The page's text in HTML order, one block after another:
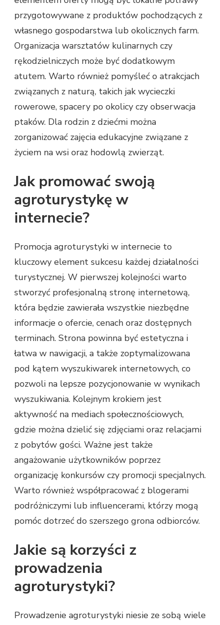
przygotowywane z produktów pochodzących z
własnego gospodarstwa lub okolicznych farm.
Organizacja warsztatów kulinarnych czy
rękodzielniczych może być dodatkowym
atutem. Warto również pomyśleć o atrakcjach
związanych z naturą, takich jak wycieczki
rowerowe, spacery po okolicy czy obserwacja
ptaków. Dla rodzin z dziećmi można
zorganizować zajęcia edukacyjne związane z
życiem na wsi oraz hodowlą zwierząt.
Jak promować swoją
agroturystykę w
internecie?
Promocja agroturystyki w internecie to
kluczowy element sukcesu każdej działalności
turystycznej. W pierwszej kolejności warto
stworzyć profesjonalną stronę internetową,
która będzie zawierała wszystkie niezbędne
informacje o ofercie, cenach oraz dostępnych
terminach. Strona powinna być estetyczna i
łatwa w nawigacji, a także zoptymalizowana
pod kątem wyszukiwarek internetowych, co
pozwoli na lepsze pozycjonowanie w wynikach
wyszukiwania. Kolejnym krokiem jest
aktywność na mediach społecznościowych,
gdzie można dzielić się zdjęciami oraz relacjami
z pobytów gości. Ważne jest także
angażowanie użytkowników poprzez
organizację konkursów czy promocji specjalnych.
Warto również współpracować z blogerami
podróżniczymi lub influencerami, którzy mogą
pomóc dotrzeć do szerszego grona odbiorców.
Jakie są korzyści z
prowadzenia
agroturystyki?
Prowadzenie agroturystyki niesie ze sobą wiele